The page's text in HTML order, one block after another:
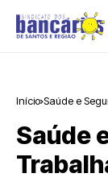
Início Saúde e
Saúde